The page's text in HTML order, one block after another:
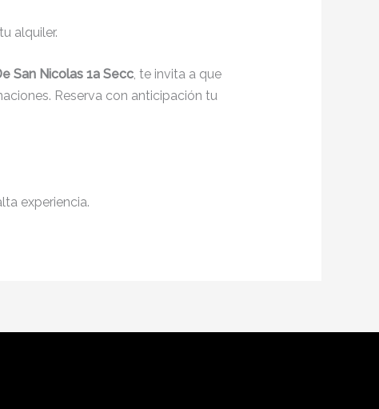
alquiler.
San Nicolas 1a Secc, te invita a que
Reserva con anticipación tu
experiencia.